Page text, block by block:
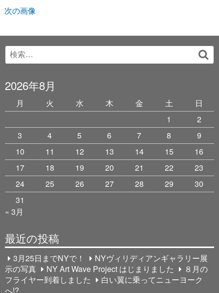
次の画像
Search
for:
2026年8月
月 火 水 木 金 土
日
1
2
3
4 5 6 7 8
9
10
11 12 13 14 15
16
17
18 19 20 21 22
23
24
25 26 27 28 29
30
31
« 3月
最近の投稿
3月25日までNYで！
NYヴィリディアンギャラリー展
示の写真
NY Art Wave Project はじまりました
８月の
フライヤー到着しました
白い翼に乗ってニューヨーク
へ!?